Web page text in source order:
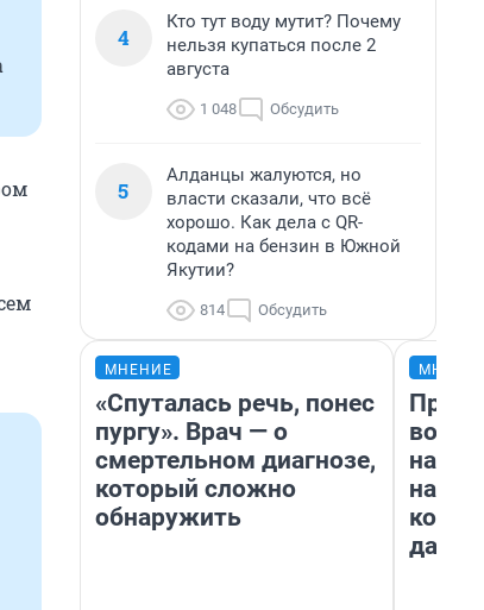
4
Кто тут воду мутит? Почему
нельзя купаться после 2
августа
1 048 Обсудить
5
Алданцы жалуются, но
власти сказали, что всё
хорошо. Как дела с QR-
кодами на бензин в Южной
Якутии?
814 Обсудить
МНЕНИЕ
«Спуталась речь, понес
пургу». Врач — о
смертельном диагнозе,
который сложно
обнаружить
нам
даже